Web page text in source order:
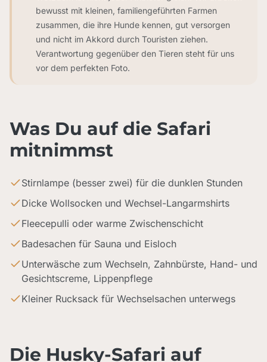
bewusst mit kleinen, familiengeführten Farmen
zusammen, die ihre Hunde kennen, gut versorgen
und nicht im Akkord durch Touristen ziehen.
Verantwortung gegenüber den Tieren steht für uns
vor dem perfekten Foto.
Was Du auf die Safari
mitnimmst
Stirnlampe (besser zwei) für die dunklen Stunden
Dicke Wollsocken und Wechsel-Langarmshirts
Fleecepulli oder warme Zwischenschicht
Badesachen für Sauna und Eisloch
Unterwäsche zum Wechseln, Zahnbürste, Hand- und
Gesichtscreme, Lippenpflege
Kleiner Rucksack für Wechselsachen unterwegs
Die Husky-Safari auf